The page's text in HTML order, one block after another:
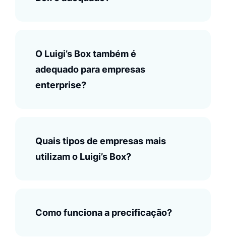
O Luigi’s Box também é
adequado para empresas
enterprise?
Quais tipos de empresas mais
utilizam o Luigi’s Box?
Como funciona a precificação?